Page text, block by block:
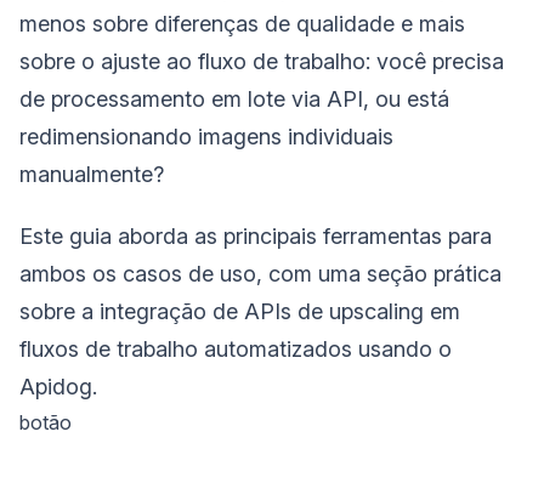
menos sobre diferenças de qualidade e mais
sobre o ajuste ao fluxo de trabalho: você precisa
de processamento em lote via API, ou está
redimensionando imagens individuais
manualmente?
Este guia aborda as principais ferramentas para
ambos os casos de uso, com uma seção prática
sobre a integração de APIs de upscaling em
fluxos de trabalho automatizados usando o
Apidog.
botão